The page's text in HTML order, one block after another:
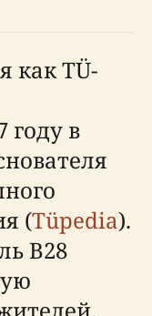
как TÜ-
году в
(Tüpedia).
B28